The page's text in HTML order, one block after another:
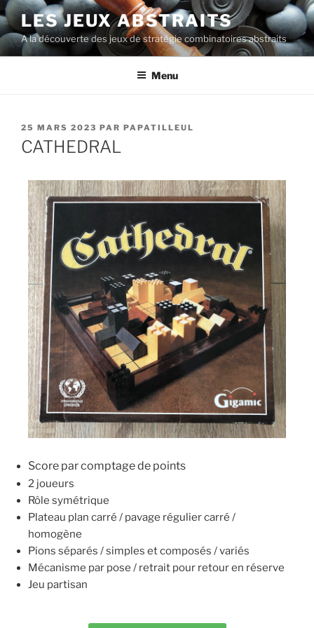
LES JEUX ABSTRAITS
A la découverte des jeux de stratégie combinatoires abstraits
Menu
25 MARS 2023 PAR PAPATILLEUL
CATHEDRAL
Score par comptage de points
2 joueurs
Rôle symétrique
Plateau plan carré / pavage régulier carré /
homogène
Pions séparés / simples et composés / variés
Mécanisme par pose / retrait pour retour en réserve
Jeu partisan